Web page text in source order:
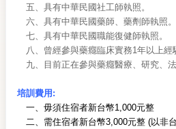
五、具有中華民國社工師執照。
六、具有中華民國藥師、藥劑師執照。
七、具有中華民國職能復健師執照。
八、曾經參與藥癮臨床實務1年以上經
九、目前正在參與藥癮醫療、研究、法
培訓費用:
一、毋須住宿者新台幣1,000元整
二、需住宿者新台幣3,000元整 (以非